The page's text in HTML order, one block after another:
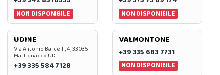
NON DISPONIBILE
NON DISPONIBILE
UDINE
Via Antonio Bardelli, 4, 33035
Martignacco UD
+39 335 584 7128
VALMONTONE
+39 335 683 7731
NON DISPONIBILE